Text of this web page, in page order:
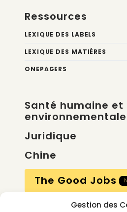
Gestion des
Ressources
LEXIQUE DES LABELS
LEXIQUE DES MATIÈRES
ONEPAGERS
Santé humaine et
environnementale
Juridique
Chine
The Good Jobs